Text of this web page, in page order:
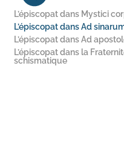
L’épiscopat dans Mystici
L’épiscopat dans Ad
L’épiscopat dans Ad
L’épiscopat dans la
schismatique